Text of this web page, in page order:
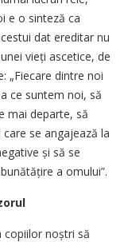
e o sinteză ca
dat ereditar nu
vieți ascetice, de
„Fiecare dintre noi
ce suntem noi, să
mai departe, să
se angajează la
și să se
a omului”.
copiilor noștri să